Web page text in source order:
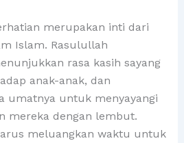
merupakan inti dari
Islam. Rasulullah
rasa kasih sayang
anak-anak, dan
umatnya untuk menyayangi
mereka dengan lembut.
meluangkan waktu untuk